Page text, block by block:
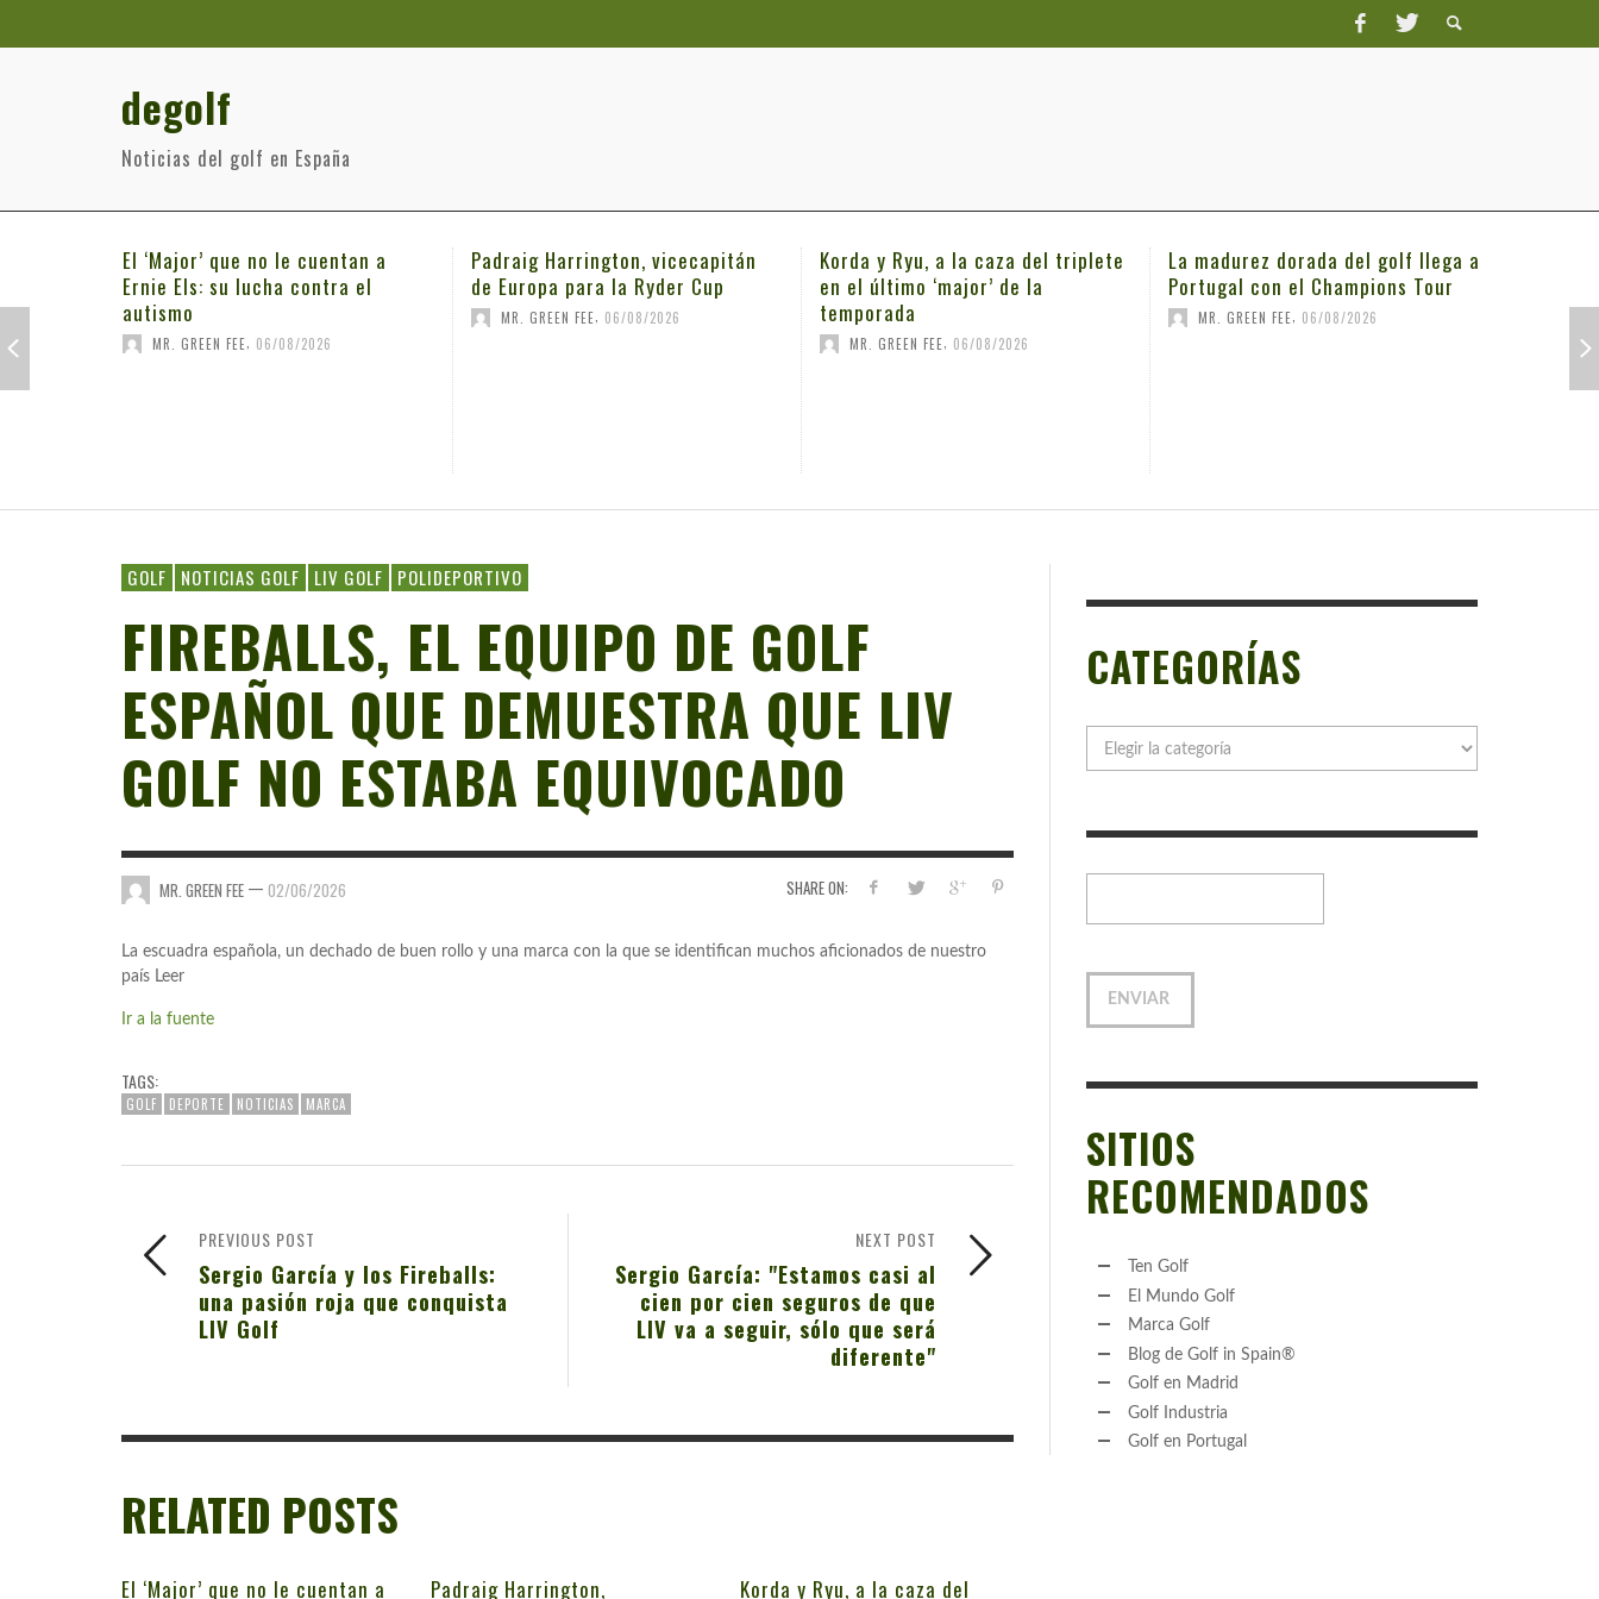
degolf
Noticias del golf en España
El ‘Major’ que no le cuentan a
Ernie Els: su lucha contra el
autismo
MR. GREEN FEE 06/08/2026
Padraig Harrington, vicecapitán
de Europa para la Ryder Cup
MR. GREEN FEE 06/08/2026
Korda y Ryu, a la caza del triplete
en el último ‘major’ de la
temporada
MR. GREEN FEE 06/08/2026
La madurez dorada del golf llega a
Portugal con el Champions Tour
MR. GREEN FEE 06/08/2026
GOLF NOTICIAS GOLF LIV GOLF POLIDEPORTIVO
FIREBALLS, EL EQUIPO DE GOLF
ESPAÑOL QUE DEMUESTRA QUE LIV
GOLF NO ESTABA EQUIVOCADO
SHARE ON:
MR. GREEN FEE — 02/06/2026
La escuadra española, un dechado de buen rollo y una marca con la que se identifican muchos aficionados de nuestro
país Leer
Ir a la fuente
TAGS:
GOLF DEPORTE NOTICIAS MARCA
NEXT POST
Sergio García: "Estamos casi al
cien por cien seguros de que
LIV va a seguir, sólo que será
diferente"
PREVIOUS POST
Sergio García y los Fireballs:
una pasión roja que conquista
LIV Golf
RELATED POSTS
El ‘Major’ que no le cuentan a Padraig Harrington, Korda y Ryu, a la caza del
CATEGORÍAS
SITIOS
RECOMENDADOS
Ten Golf
El Mundo Golf
Marca Golf
Blog de Golf in Spain®
Golf en Madrid
Golf Industria
Golf en Portugal